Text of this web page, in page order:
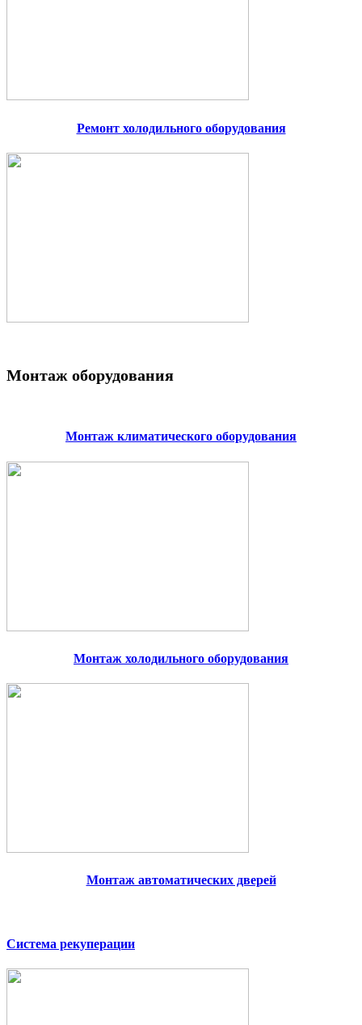
Ремонт холодильного оборудования
Монтаж оборудования
Монтаж климатического оборудования
Монтаж холодильного оборудования
Монтаж автоматических дверей
Система рекуперации